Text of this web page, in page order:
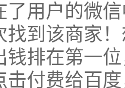
了用户的微
找到该商家
钱排在第一
击付费给百